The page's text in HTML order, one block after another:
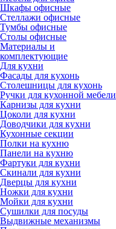
Шкафы офисные
Стеллажи офисные
Тумбы офисные
Столы офисные
Материалы и
комплектующие
Для кухни
Фасады для кухонь
Столешницы для кухонь
Ручки для кухонной мебели
Карнизы для кухни
Цоколи для кухни
Доводчики для кухни
Кухонные секции
Полки на кухню
Панели на кухню
Фартуки для кухни
Скинали для кухни
Дверцы для кухни
Ножки для кухни
Мойки для кухни
Сушилки для посуды
Выдвижные механизмы